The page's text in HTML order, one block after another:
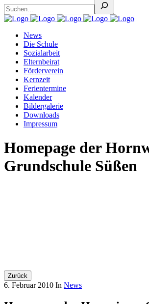
News
Die Schule
Sozialarbeit
Elternbeirat
Förderverein
Kernzeit
Ferientermine
Kalender
Bildergalerie
Downloads
Impressum
Homepage der
Grundschule Süßen
Zurück
6. Februar 2010 In News